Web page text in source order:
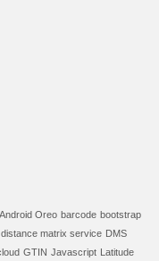
Android Oreo barcode bootstrap
distance matrix service DMS
GTIN Javascript Latitude